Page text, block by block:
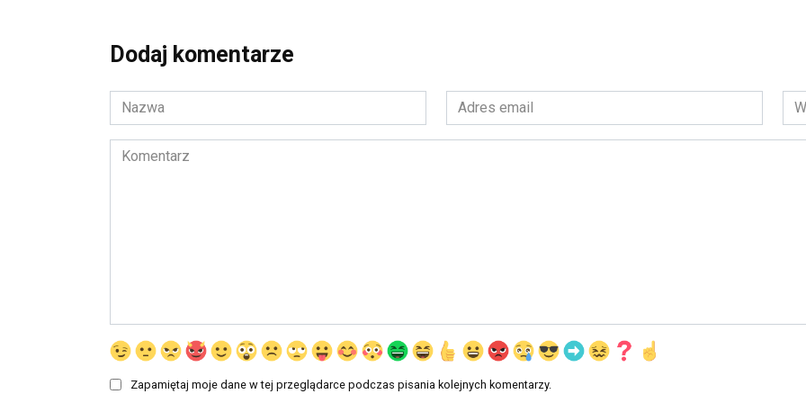
Dodaj komentarze
Nazwa
*
Adres
email
*
Komentarz
Zapamiętaj moje dane w tej przeglądarce podczas pisania kolejnych komentarzy.